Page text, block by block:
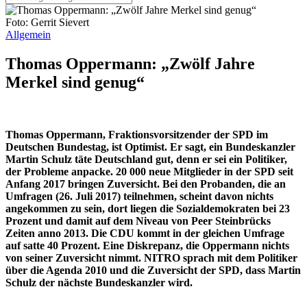
Foto: Gerrit Sievert
Allgemein
Thomas Oppermann: „Zwölf Jahre
Merkel sind genug“
Thomas Oppermann, Fraktionsvorsitzender der SPD im
Deutschen Bundestag, ist Optimist. Er sagt, ein Bundeskanzler
Martin Schulz täte Deutschland gut, denn er sei ein Politiker,
der Probleme anpacke. 20 000 neue Mitglieder in der SPD seit
Anfang 2017 bringen Zuversicht. Bei den Probanden, die an
Umfragen (26. Juli 2017) teilnehmen, scheint davon nichts
angekommen zu sein, dort liegen die Sozialdemokraten bei 23
Prozent und damit auf dem Niveau von Peer Steinbrücks
Zeiten anno 2013. Die CDU kommt in der gleichen Umfrage
auf satte 40 Prozent. Eine Diskrepanz, die Oppermann nichts
von seiner Zuversicht nimmt. NITRO sprach mit dem Politiker
über die Agenda 2010 und die Zuversicht der SPD, dass Martin
Schulz der nächste Bundeskanzler wird.